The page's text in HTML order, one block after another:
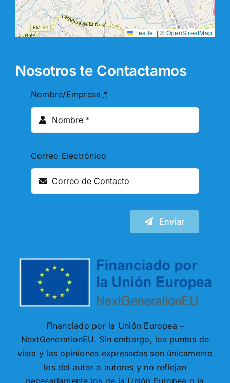
Leaflet |©OpenStreetMap
Nosotros te Contactamos
Nombre/Empresa *
Correo Electrónico
Enviar
Financiado por la Unión Europea –
NextGenerationEU. Sin embargo, los puntos de
vista y las opiniones expresadas son únicamente
los del autor o autores y no reflejan